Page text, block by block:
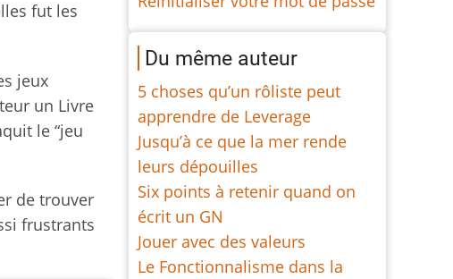
fut les
jeux
un Livre
le “jeu
de trouver
frustrants
Du même auteur
5 choses qu’un rôliste peut
apprendre de Leverage
Jusqu’à ce que la mer rende
leurs dépouilles
Six points à retenir quand on
écrit un GN
Jouer avec des valeurs
Le Fonctionnalisme dans la